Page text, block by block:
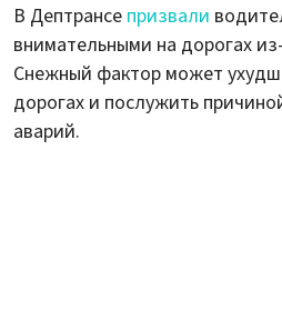
В Дептрансе призвали
внимательными на дорогах
Снежный фактор может
дорогах и послужить
аварий.